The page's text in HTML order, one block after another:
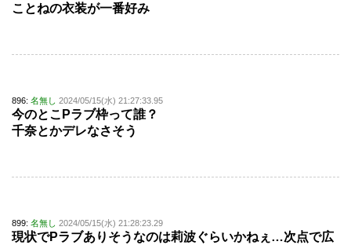
ことねの衣装が一番好み
896: 名無し 2024/05/15(水) 21:27:33.95
今のとこPラブ枠って誰？
千奈とかデレなさそう
899: 名無し 2024/05/15(水) 21:28:23.29
現状でPラブありそうなのは莉波ぐらいかねぇ…次点で広